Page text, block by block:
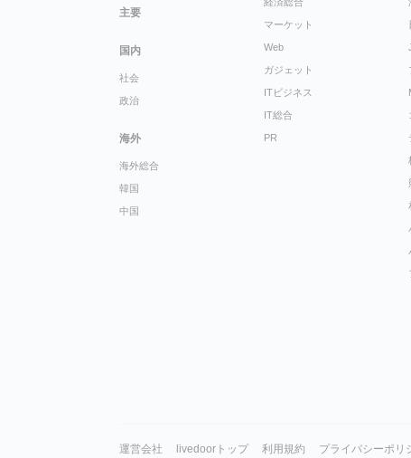
主要
国内
社会
政治
海外
海外総合
韓国
中国
マーケット
Web
ガジェット
ITビジネス
IT総合
PR
運営会社 livedoorトップ 利用規約 プライバシーポリ